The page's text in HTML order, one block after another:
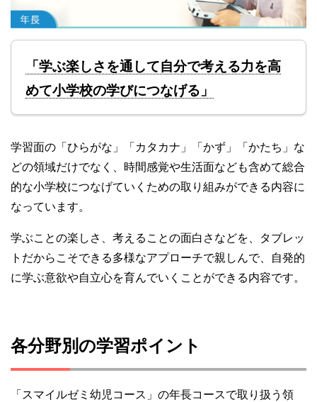
「学ぶ楽しさを通して自分で考える力を高
めて小学校の学びにつなげる」
学習面の「ひらがな」「カタカナ」「かず」「かたち」な
どの領域だけでなく、時間感覚や生活面なども含めて総合
的な小学校につなげていくための取り組みができる内容に
なっています。
学ぶことの楽しさ、考えることの面白さなどを、タブレッ
トだからこそできる多様なアプローチで親しんで、自発的
に学ぶ意欲や自立心を育んでいくことができる内容です。
各分野別の学習ポイント
「スマイルゼミ幼児コース」の年長コースで取り扱う領